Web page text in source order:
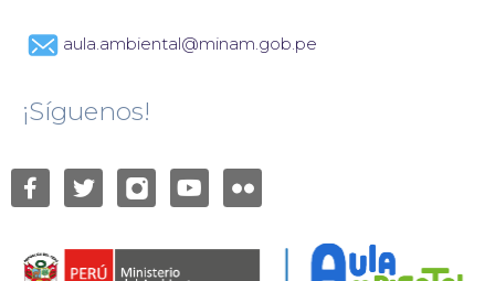
aula.ambiental@minam.gob.pe
¡Síguenos!